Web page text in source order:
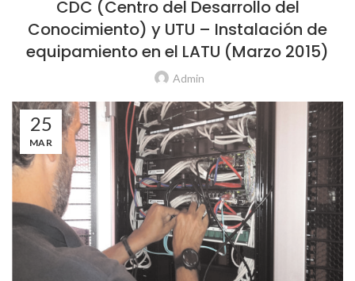
CDC (Centro del Desarrollo del
Conocimiento) y UTU – Instalación de
equipamiento en el LATU (Marzo 2015)
Admin
25
MAR